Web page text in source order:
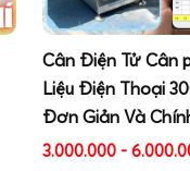
Cân Điện Tử Cân
Liệu Điện Thoại
Đơn Giản Và
3.000.000 -